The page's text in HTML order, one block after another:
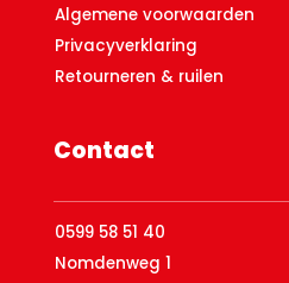
Algemene voorwaarden
Privacyverklaring
Retourneren & ruilen
Contact
0599 58 51 40
Nomdenweg 1